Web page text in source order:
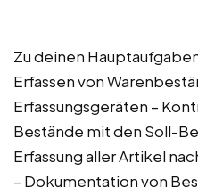
Zu deinen
Erfassen von
Erfassungsgeräten –
Bestände mit den Soll-
Erfassung aller Artikel
– Dokumentation von